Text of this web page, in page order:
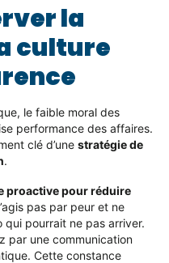
la
culture
le faible moral des
performance des affaires.
clé d’une stratégie de
.
proactive pour réduire
pas par peur et ne
qui pourrait ne pas arriver.
par une communication
Cette constance